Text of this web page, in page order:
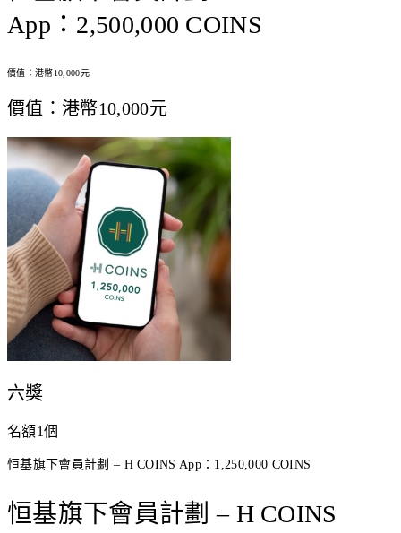
App：2,500,000 COINS
價值：港幣10,000元
價值：港幣10,000元
六獎
名額1個
恒基旗下會員計劃 – H COINS App：1,250,000 COINS
恒基旗下會員計劃 – H COINS